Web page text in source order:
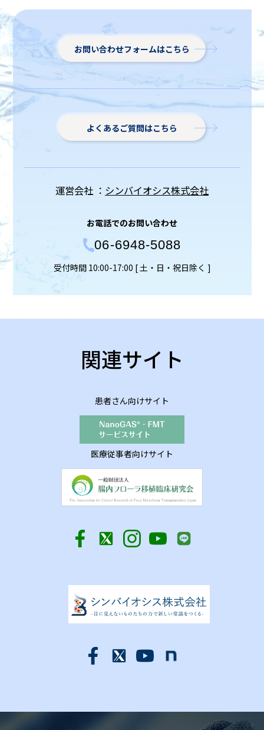
お問い合わせフォームはこちら
よくあるご質問はこちら
運営会社 ： シンバイオシス株式会社
お電話でのお問い合わせ
06-6948-5088
受付時間 10:00-17:00 [ ⼟‧⽇‧祝⽇除く ]
関連サイト
患者さん向けサイト
医療従事者向けサイト